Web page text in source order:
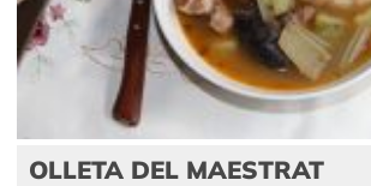
OLLETA DEL MAESTRAT